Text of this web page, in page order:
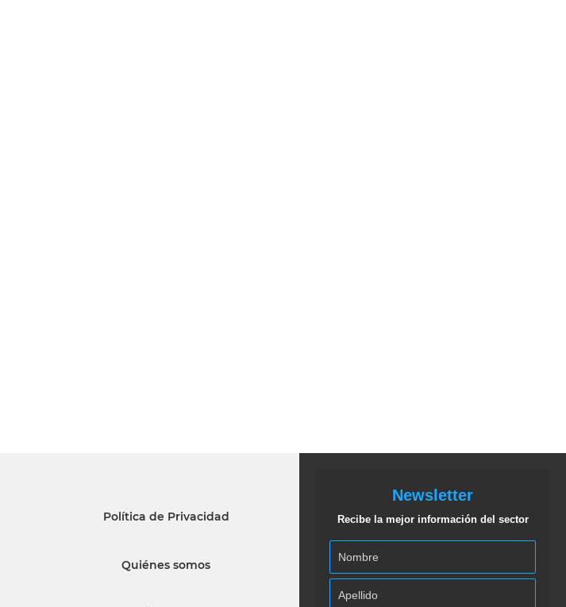
Política de Privacidad
Quiénes somos
Newsletter
Recibe la mejor información del sector